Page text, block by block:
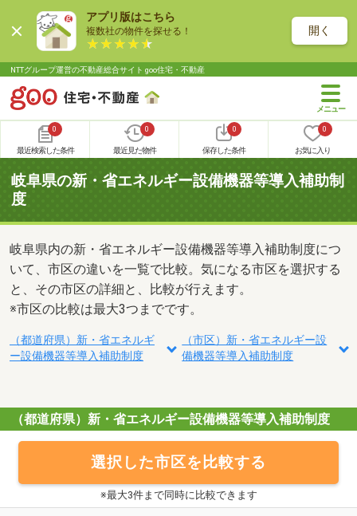
アプリ版はこちら
複数社の物件を探せる！ 開く
NTTグループ運営の不動産総合サイト goo住宅・不動産
0
最近検索した条件
0
最近見た物件
0
保存した条件
0
お気に入り
岐阜県の新・省エネルギー設備機器等導入補助制
度
岐阜県内の新・省エネルギー設備機器等導入補助制度につ
いて、市区の違いを一覧で比較。気になる市区を選択する
と、その市区の詳細と、比較が行えます。
※市区の比較は最大3つまでです。
（都道府県）新・省エネルギ
ー設備機器等導入補助制度
（市区）新・省エネルギー設
備機器等導入補助制度
（都道府県）新・省エネルギー設備機器等導入補助制度
選択した市区を比較する
※最大3件まで同時に比較できます